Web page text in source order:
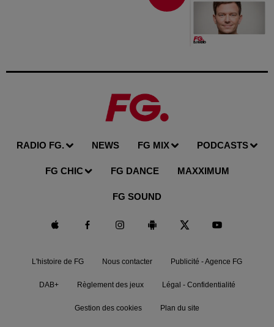
RADIO FG. NEWS FG MIX PODCASTS
FG CHIC FG DANCE MAXXIMUM
FG SOUND
L'histoire de FG Nous contacter Publicité - Agence FG
DAB+ Règlement des jeux Légal - Confidentialité
Gestion des cookies Plan du site